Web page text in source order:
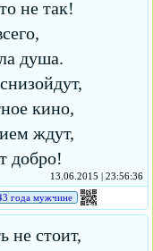
не так!
душа.
кино,
ждут,
добро!
13.06.2015 | 23:56:36
года мужчине
не стоит,